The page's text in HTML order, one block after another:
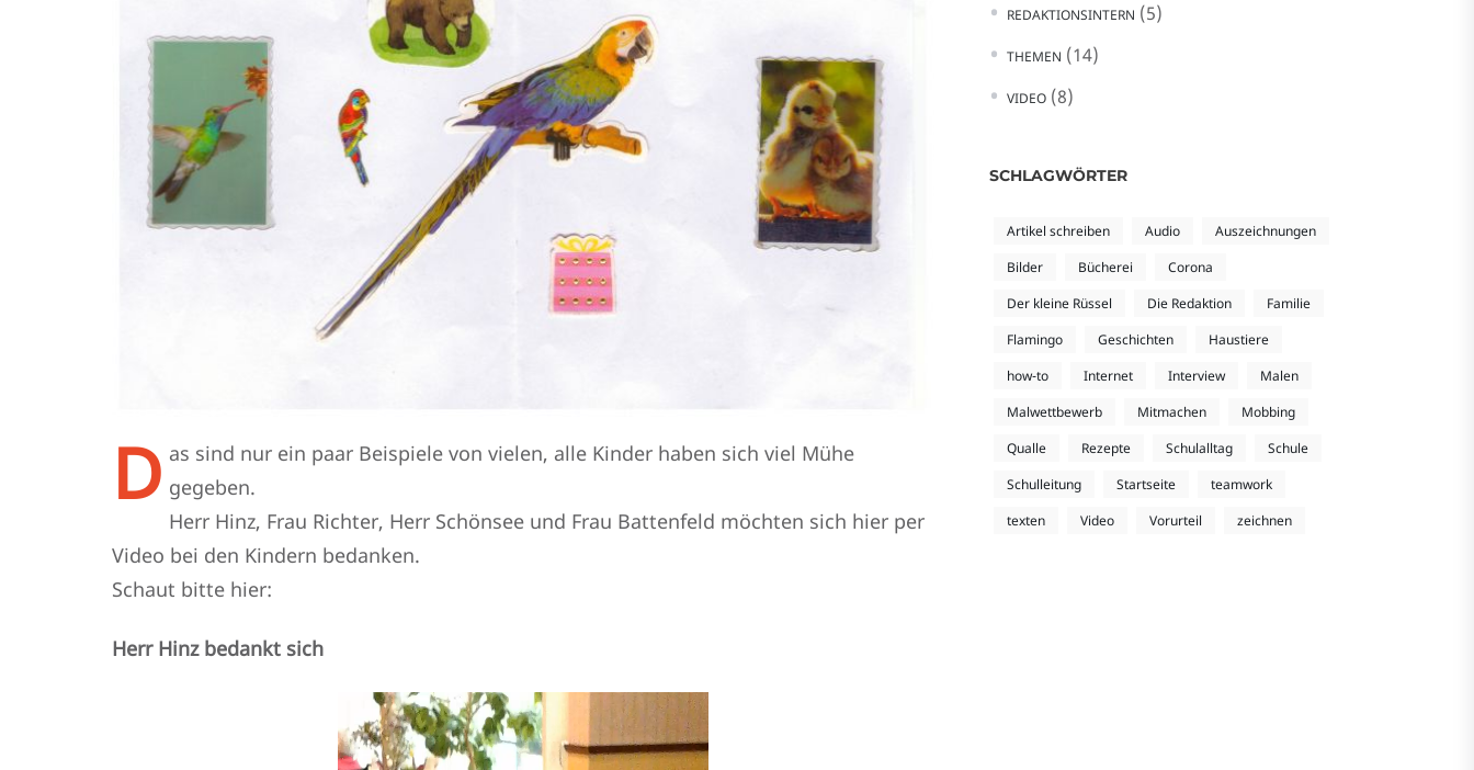
D as sind nur ein paar Beispiele von vielen, alle Kinder haben sich viel Mühe
gegeben.
Herr Hinz, Frau Richter, Herr Schönsee und Frau Battenfeld möchten sich hier per
Video bei den Kindern bedanken.
Schaut bitte hier:
Herr Hinz bedankt sich
REDAKTIONSINTERN (5)
THEMEN (14)
VIDEO (8)
SCHLAGWÖRTER
Artikel schreiben Audio
Auszeichnungen
Bilder
Bücherei
Corona
Der kleine Rüssel
Die Redaktion
Familie
Flamingo
Geschichten
Haustiere
how-to
Internet Interview
Malen
Malwettbewerb
Mitmachen
Mobbing
Qualle
Rezepte Schulalltag
Schule
Schulleitung
Startseite
teamwork
texten
Video Vorurteil zeichnen